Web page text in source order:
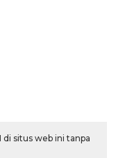
situs web ini tanpa